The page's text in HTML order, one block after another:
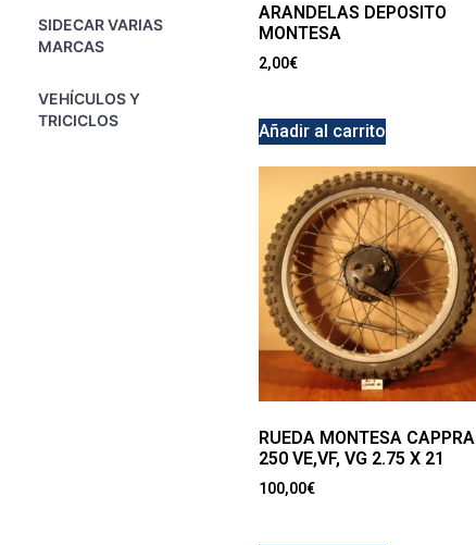
SIDECAR VARIAS
MARCAS
VEHÍCULOS Y
TRICICLOS
ARANDELAS DEPOSITO
MONTESA
2,00€
Añadir al carrito
RUEDA MONTESA CAPPRA
250 VE,VF, VG 2.75 X 21
100,00€